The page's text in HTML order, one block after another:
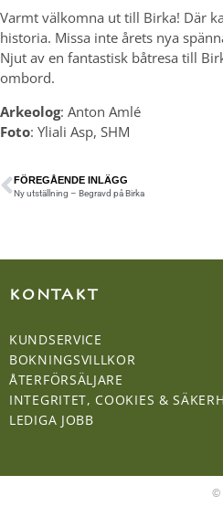
Varmt välkomna ut till Birka! Där
historia. Missa inte årets nya
Njut av en fantastisk båtresa till
ombord.
Arkeolog: Anton Amlé
Foto: Yliali Asp, SHM
FÖREGÅENDE INLÄGG
Ny utställning – Begravd på Birka
KONTAKT
KUNDSERVICE
BOKNINGSVILLKOR
ÅTERFÖRSÄLJARE
INTEGRITET, COOKIES &
LEDIGA JOBB
©